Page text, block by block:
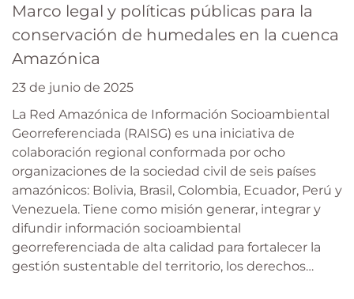
Marco legal y políticas públicas para la
conservación de humedales en la cuenca
Amazónica
23 de junio de 2025
La Red Amazónica de Información Socioambiental
Georreferenciada (RAISG) es una iniciativa de
colaboración regional conformada por ocho
organizaciones de la sociedad civil de seis países
amazónicos: Bolivia, Brasil, Colombia, Ecuador, Perú y
Venezuela. Tiene como misión generar, integrar y
difundir información socioambiental
georreferenciada de alta calidad para fortalecer la
gestión sustentable del territorio, los derechos…